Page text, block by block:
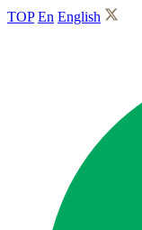
TOP En English